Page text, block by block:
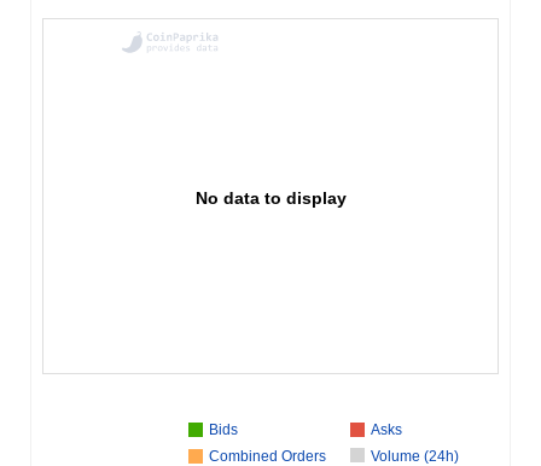
No data to display
Bids
Asks
Combined Orders
Volume (24h)